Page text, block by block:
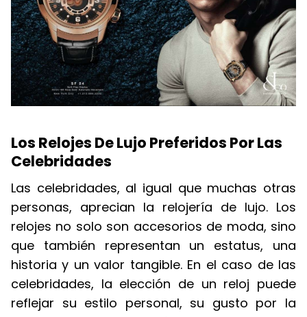
Los Relojes De Lujo Preferidos Por Las
Celebridades
Las celebridades, al igual que muchas otras
personas, aprecian la relojería de lujo. Los
relojes no solo son accesorios de moda, sino
que también representan un estatus, una
historia y un valor tangible. En el caso de las
celebridades, la elección de un reloj puede
reflejar su estilo personal, su gusto por la